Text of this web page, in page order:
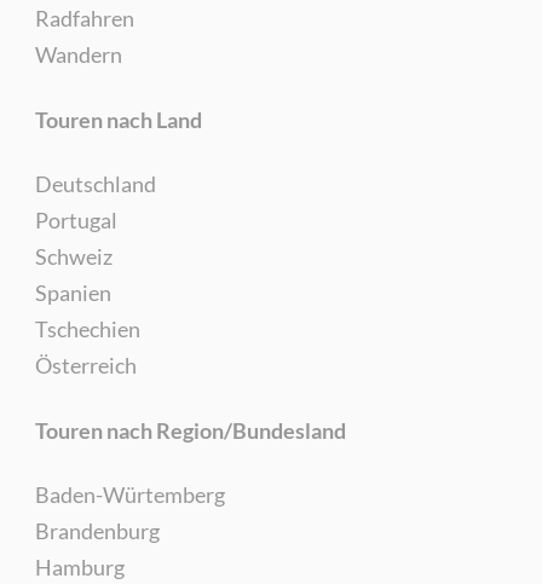
Radfahren
Wandern
Touren nach Land
Deutschland
Portugal
Schweiz
Spanien
Tschechien
Österreich
Touren nach Region/Bundesland
Baden-Würtemberg
Brandenburg
Hamburg